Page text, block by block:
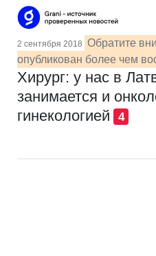
2 сентября 2018 Обратите
опубликован более чем
Хирург: у нас в
занимается и
гинекологией
4